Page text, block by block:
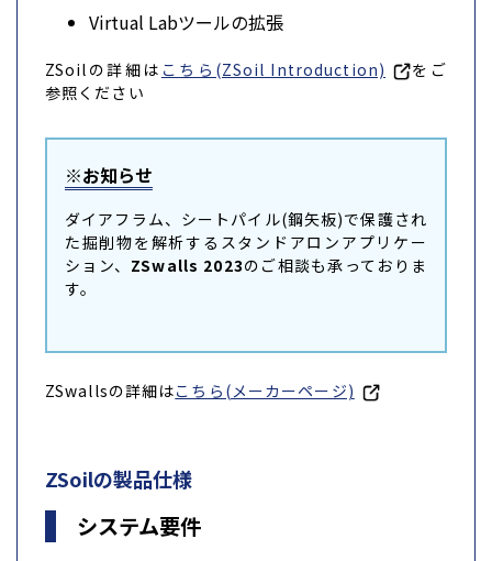
Virtual Labツールの拡張
ZSoilの詳細は こちら(ZSoil Introduction)
をご
参照ください
※お知らせ
ダイアフラム、シートパイル(鋼矢板)で保護され
た掘削物を解析するスタンドアロンアプリケー
ション、 ZSwalls 2023のご相談も承っておりま
す。
ZSwallsの詳細はこちら(メーカーページ)
ZSoilの製品仕様
システム要件